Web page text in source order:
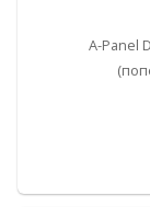
A-Panel